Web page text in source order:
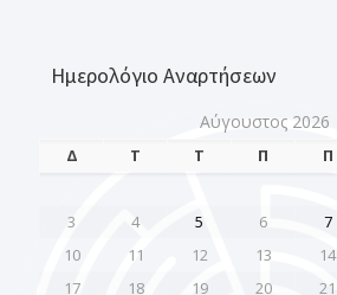
Ημερολόγιο Αναρτήσεων
Αύγουστος 2026
Δ Τ Τ Π Π
3
4 5 6 7
10
11 12 13 14
17
18 19 20 21